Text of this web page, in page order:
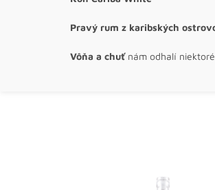
Pravý rum z karibských
Vôňa a chuťnám odhalí